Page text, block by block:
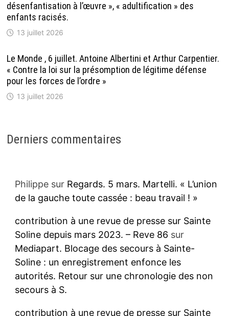
désenfantisation à l’œuvre », « adultification » des
enfants racisés.
13 juillet 2026
Le Monde , 6 juillet. Antoine Albertini et Arthur Carpentier.
« Contre la loi sur la présomption de légitime défense
pour les forces de l’ordre »
13 juillet 2026
Derniers commentaires
Philippesur Regards. 5 mars. Martelli. « L’union
de la gauche toute cassée : beau travail ! »
contribution à une revue de presse sur Sainte
Soline depuis mars 2023. – Reve 86 sur
Mediapart. Blocage des secours à Sainte-
Soline : un enregistrement enfonce les
autorités. Retour sur une chronologie des non
secours à S.
contribution à une revue de presse sur Sainte